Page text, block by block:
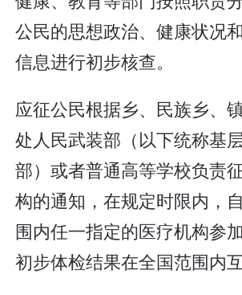
公民的思想政治、健康状况
信息进行初步核查。
应征公民根据乡、民族乡、
处人民武装部（以下统称基
部）或者普通高等学校负责
构的通知，在规定时限内，
围内任一指定的医疗机构参
初步体检结果在全国范围内互